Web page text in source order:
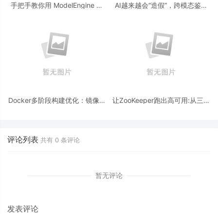
手把手教你用 ModelEngine 打
AI越来越会“造假“，跨模态鉴伪
Docker多阶段构建优化：镜像体
让ZooKeeper跑出高可用:从三节
评论列表 共有 0 条评论
暂无评论
发表评论